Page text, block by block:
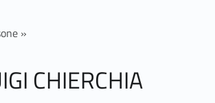
»
CHIERCHIA